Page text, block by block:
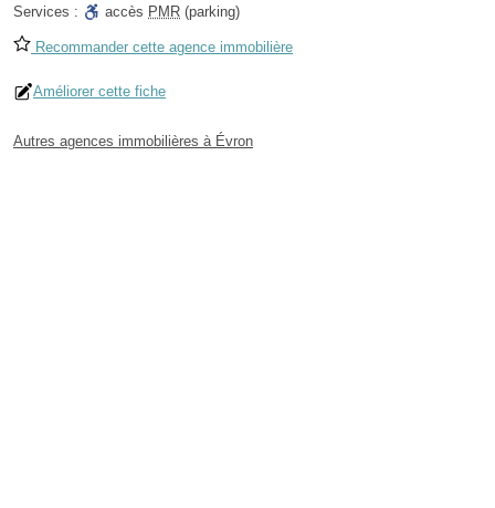
Services :
accès PMR (parking)
Recommander cette agence immobilière
Améliorer cette fiche
Autres agences immobilières à Évron